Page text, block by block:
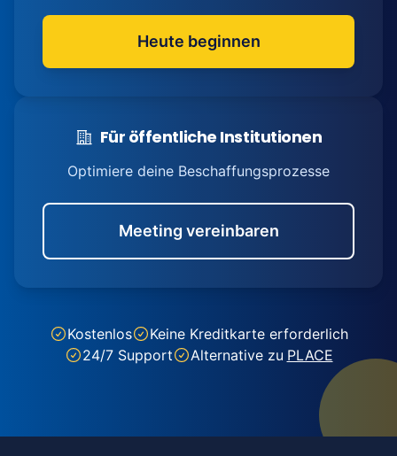
Heute beginnen
Für öffentliche Institutionen
Optimiere deine Beschaffungsprozesse
Meeting vereinbaren
Kostenlos
Keine Kreditkarte erforderlich
24/7 Support
Alternative zu PLACE